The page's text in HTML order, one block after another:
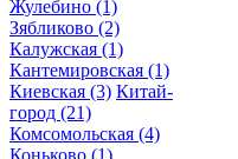
Жулебино (1)
Зябликово (2)
Калужская (1)
Кантемировская (1)
Киевская (3) Китай-
город (21)
Комсомольская (4)
Коньково (1)